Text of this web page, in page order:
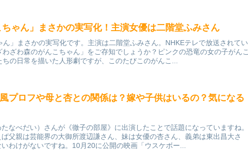
ゃん」まさかの実写化！主演女優は二階堂ふみさん
ん」まさかの実写化です。主演は二階堂ふみさん。NHKEテレで放送されてい
わざわ森のがんこちゃん」をご存知でしょうか？ピンクの恐竜の女の子がんこ
の日常を描いた人形劇ですが、このたびこのがんこ...
プロフや母と杏との関係は？嫁や子供はいるの？気になる
なべだい）さんが《徹子の部屋》に出演したことで話題になっていますね。
父親は芸能界の大御所渡辺謙さん、妹は女優の杏さん、義弟は東出昌大さ
わけがないですね。10月20に公開の映画「ウスケボー...